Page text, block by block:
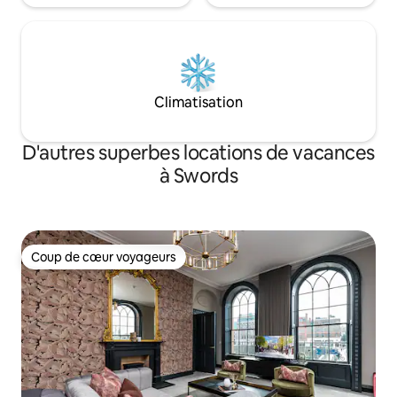
Climatisation
D'autres superbes locations de vacances
à Swords
Coup de cœur voyageurs
Coup de cœur voyageurs